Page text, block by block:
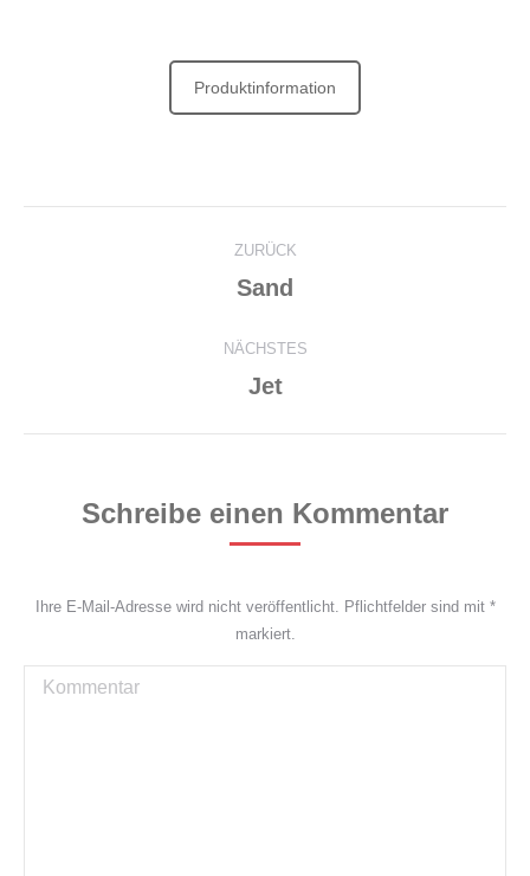
Produktinformation
ZURÜCK
Previous
Sand
NÄCHSTES
Next
Jet
Schreibe einen Kommentar
Ihre E-Mail-Adresse wird nicht veröffentlicht. Pflichtfelder sind mit *
markiert.
Kommentar